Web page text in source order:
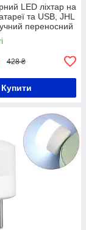
LED ліхтар на
та USB, JHL
переносний
428 ₴
Купити